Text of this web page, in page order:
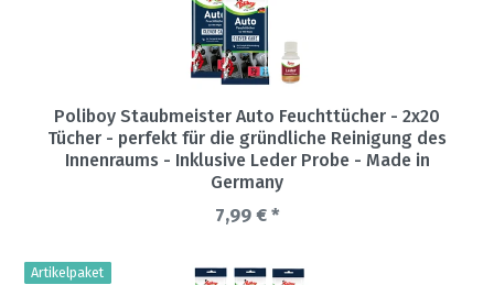
Poliboy Staubmeister Auto Feuchttücher - 2x20
Tücher - perfekt für die gründliche Reinigung des
Innenraums - Inklusive Leder Probe - Made in
Germany
7,99 € *
Artikelpaket